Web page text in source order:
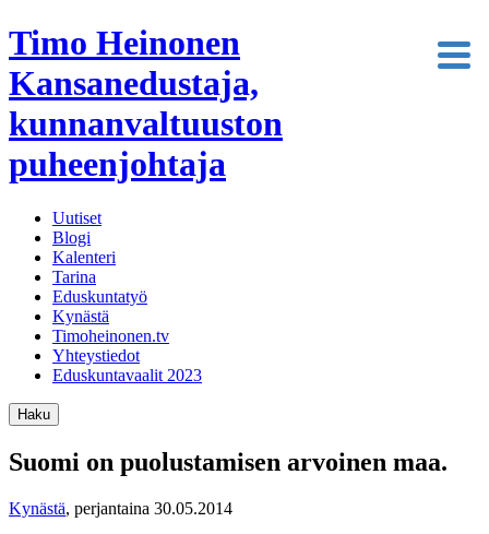
Timo Heinonen
Kansanedustaja,
kunnanvaltuuston
puheenjohtaja
Uutiset
Blogi
Kalenteri
Tarina
Eduskuntatyö
Kynästä
Timoheinonen.tv
Yhteystiedot
Eduskuntavaalit 2023
Haku
Suomi on puolustamisen arvoinen maa.
Kynästä, perjantaina 30.05.2014